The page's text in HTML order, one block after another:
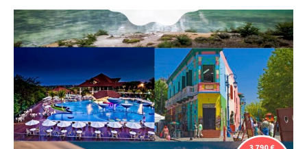
Congrès 2019
Congrès 2020